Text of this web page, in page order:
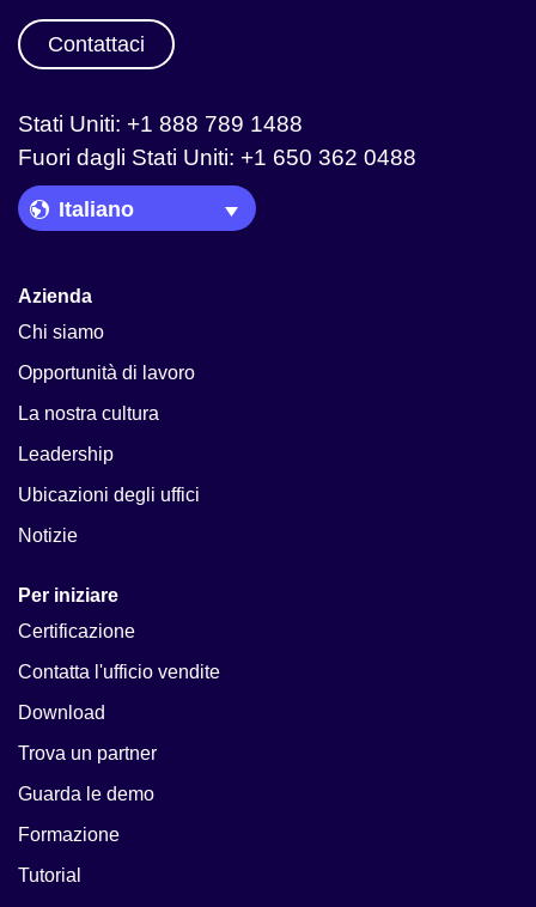
Contattaci
Stati Uniti: +1 888 789 1488
Fuori dagli Stati Uniti: +1 650 362 0488
Language Picker
Azienda
Chi siamo
Opportunità di lavoro
La nostra cultura
Leadership
Ubicazioni degli uffici
Notizie
Per iniziare
Certificazione
Contatta l'ufficio vendite
Download
Trova un partner
Guarda le demo
Formazione
Tutorial